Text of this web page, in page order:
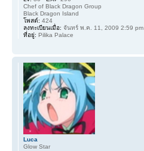
Chef of Black Dragon Group
Black Dragon Island
โพสต์: 424
ลงทะเบียนเมื่อ: จันทร์ พ.ค. 11, 2009 2:59 pm
ที่อยู่: Pilika Palace
Luca
Glow Star